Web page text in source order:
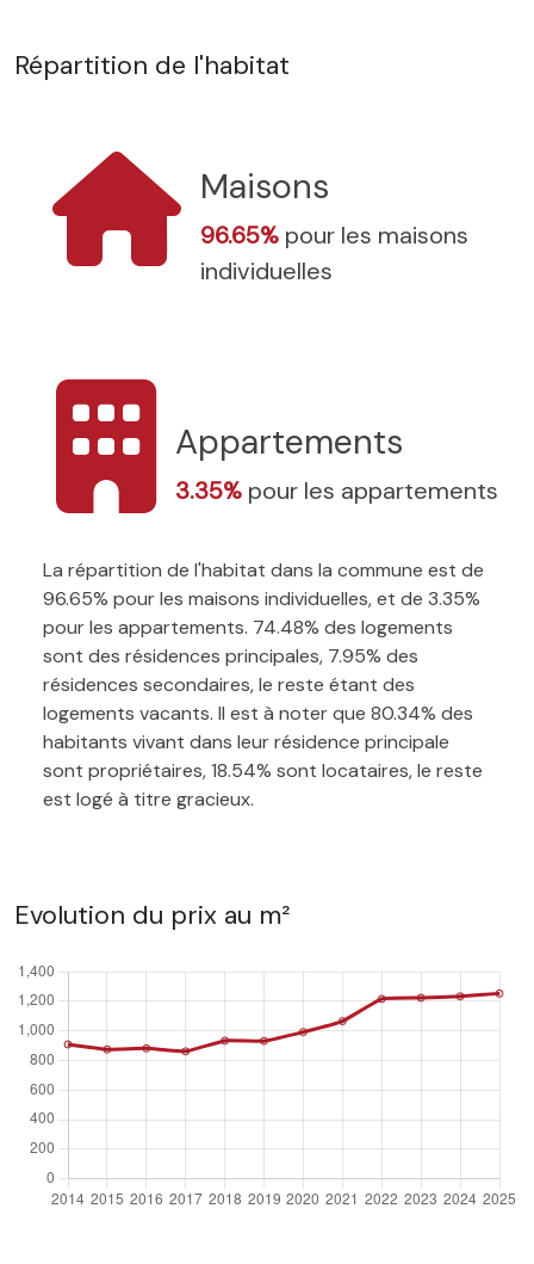
Répartition de l'habitat
Maisons
96.65% pour les maisons
individuelles
Appartements
3.35% pour les appartements
La répartition de l'habitat dans la commune est de
96.65% pour les maisons individuelles, et de 3.35%
pour les appartements. 74.48% des logements
sont des résidences principales, 7.95% des
résidences secondaires, le reste étant des
logements vacants. Il est à noter que 80.34% des
habitants vivant dans leur résidence principale
sont propriétaires, 18.54% sont locataires, le reste
est logé à titre gracieux.
Evolution du prix au m²